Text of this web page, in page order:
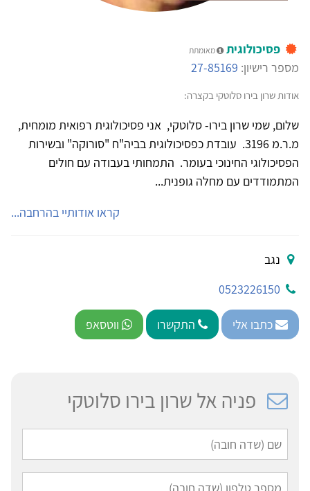
פסיכולוגית מאומתת
מספר רישיון: 27-85169
אודות שרון בירו סלוטקי בקצרה:
שלום, שמי שרון בירו- סלוטקי, אני פסיכולוגית רפואית מומחית,
מ.ר.מ 3196. עובדת כפסיכולוגית בביה"ח "סורוקה" ובשירות
הפסיכולוגי החינוכי בעומר. התמחותי בעבודה עם חולים
המתמודדים עם מחלה גופנית...
קראו אודותיי בהרחבה...
נגב
0523226150
כתבו אלי התקשרו ווטסאפ
פניה אל שרון בירו סלוטקי